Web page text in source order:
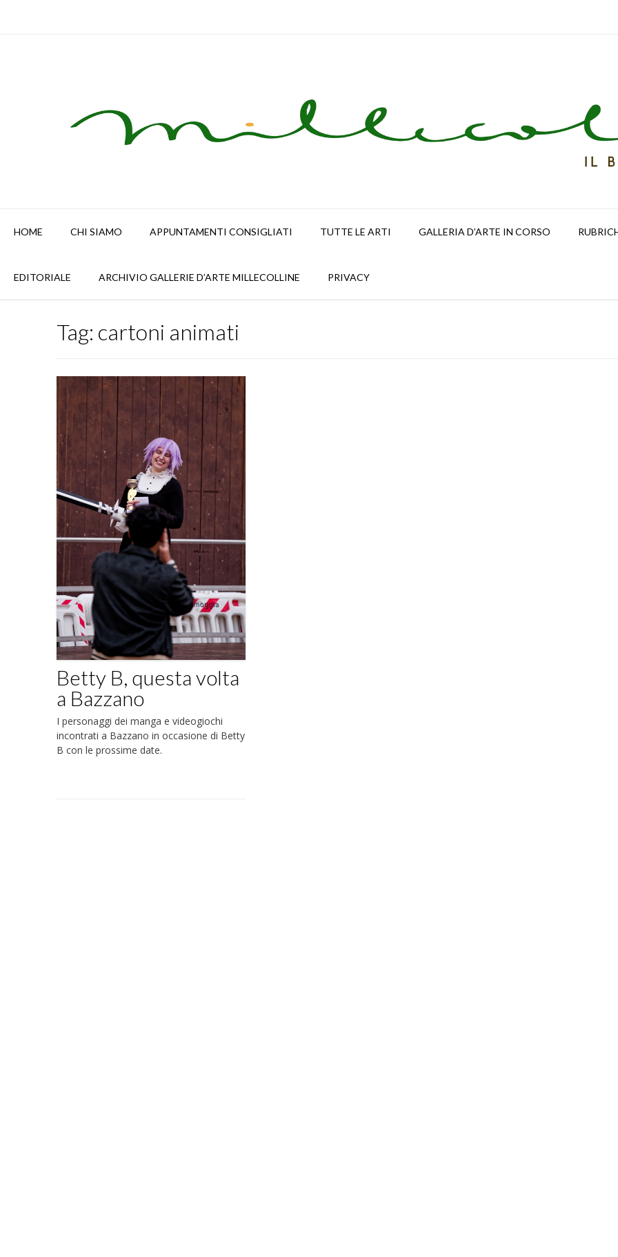
HOME CHI SIAMO APPUNTAMENTI CONSIGLIATI TUTTE LE ARTI GALLERIA D’ARTE IN CORSO
EDITORIALE ARCHIVIO GALLERIE D’ARTE MILLECOLLINE PRIVACY
Tag: cartoni animati
Betty B, questa volta
a Bazzano
I personaggi dei manga e videogiochi
incontrati a Bazzano in occasione di Betty
B con le prossime date.